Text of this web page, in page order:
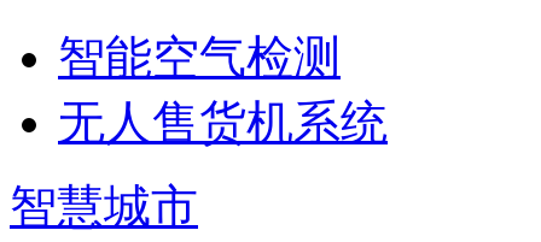
智能空气检测
无人售货机系统
智慧城市